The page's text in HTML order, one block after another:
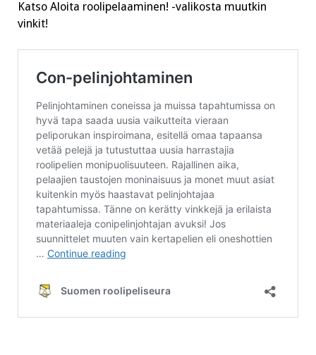
Katso Aloita roolipelaaminen! -valikosta muutkin
vinkit!